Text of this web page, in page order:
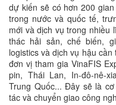
dự kiến sẽ có hơn 200
trong nước và quốc tế,
mới và dịch vụ trong nhiều
thác hải sản, chế biến,
logistics và dịch vụ hậu
đơn vị tham gia VinaFIS
pin, Thái Lan, In-đô-nê-
Trung Quốc... Đây sẽ là
tác và chuyển giao công